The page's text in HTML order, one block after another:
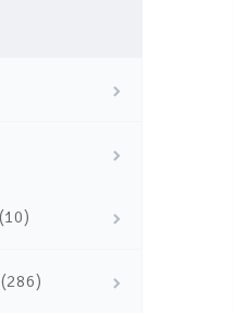
(10)
(286)